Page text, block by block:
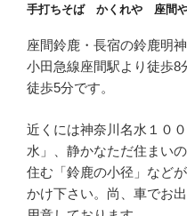
手打ちそば かくれや 座間
座間鈴鹿・長宿の鈴鹿明
小田急線座間駅より徒歩8
徒歩5分です。
近くには神奈川名水１０
水」、静かなただ住まい
住む「鈴鹿の小径」など
かけ下さい。尚、車でお